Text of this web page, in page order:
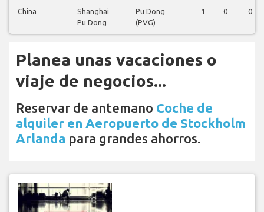
China
Shanghai
Pu Dong
Pu Dong
(PVG)
1 0 0
Planea unas vacaciones o
viaje de negocios...
Reservar de antemano Coche de
alquiler en Aeropuerto de Stockholm
Arlanda para grandes ahorros.